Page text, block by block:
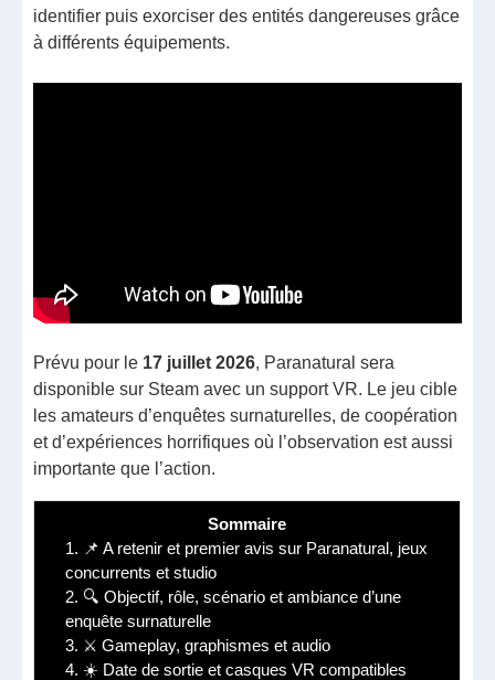
identifier puis exorciser des entités dangereuses grâce
à différents équipements.
Prévu pour le 17 juillet 2026, Paranatural sera
disponible sur Steam avec un support VR. Le jeu cible
les amateurs d’enquêtes surnaturelles, de coopération
et d’expériences horrifiques où l’observation est aussi
importante que l’action.
Sommaire
1. 📌 A retenir et premier avis sur Paranatural, jeux
concurrents et studio
2. 🔍 Objectif, rôle, scénario et ambiance d’une
enquête surnaturelle
3. ⚔️ Gameplay, graphismes et audio
4. ☀️ Date de sortie et casques VR compatibles